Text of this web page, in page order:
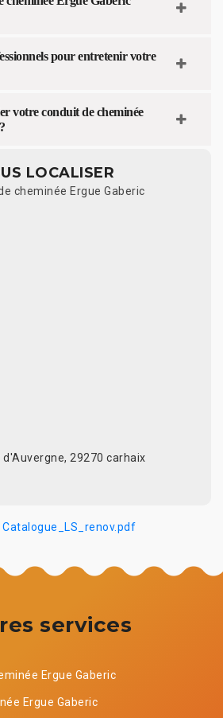
pour entretenir votre
votre conduit de cheminée
LOCALISER
cheminée Ergue Gaberic
d'Auvergne, 29270 carhaix
Catalogue_LS_renov.pdf
services
Ergue Gaberic
Ergue Gaberic